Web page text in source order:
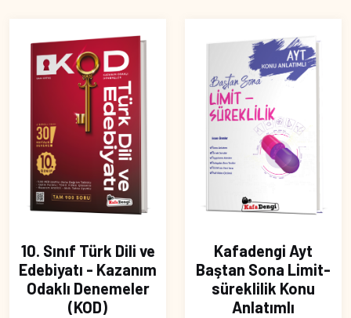
10. Sınıf Türk Dili ve
Edebiyatı - Kazanım
Odaklı Denemeler
(KOD)
Kafadengi Ayt
Baştan Sona Limit-
süreklilik Konu
Anlatımlı